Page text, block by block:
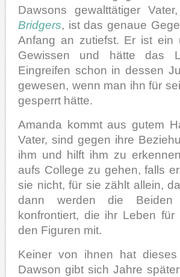
Dawsons gewalttätiger
Bridgers, ist das genaue
Anfang an zutiefst. Er ist ein
Gewissen und hätte das
Eingreifen schon in dessen
gewesen, wenn man ihn für
gesperrt hätte.
Amanda kommt aus gutem
Vater, sind gegen ihre
ihm und hilft ihm zu
aufs College zu gehen, falls
sie nicht, für sie zählt allein,
dann werden die Beiden
konfrontiert, die ihr Leben
den Figuren mit.
Keiner von ihnen hat
Dawson gibt sich Jahre